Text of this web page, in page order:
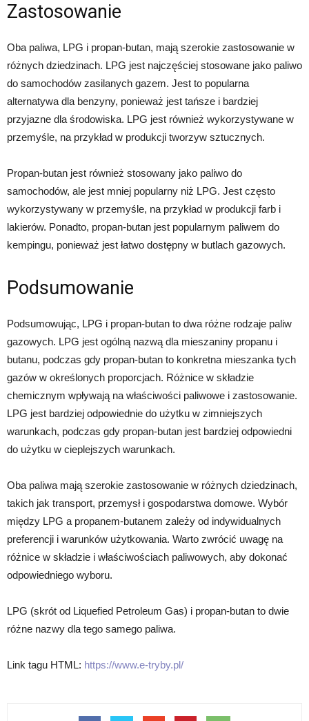
Zastosowanie
Oba paliwa, LPG i propan-butan, mają szerokie zastosowanie w
różnych dziedzinach. LPG jest najczęściej stosowane jako paliwo
do samochodów zasilanych gazem. Jest to popularna
alternatywa dla benzyny, ponieważ jest tańsze i bardziej
przyjazne dla środowiska. LPG jest również wykorzystywane w
przemyśle, na przykład w produkcji tworzyw sztucznych.
Propan-butan jest również stosowany jako paliwo do
samochodów, ale jest mniej popularny niż LPG. Jest często
wykorzystywany w przemyśle, na przykład w produkcji farb i
lakierów. Ponadto, propan-butan jest popularnym paliwem do
kempingu, ponieważ jest łatwo dostępny w butlach gazowych.
Podsumowanie
Podsumowując, LPG i propan-butan to dwa różne rodzaje paliw
gazowych. LPG jest ogólną nazwą dla mieszaniny propanu i
butanu, podczas gdy propan-butan to konkretna mieszanka tych
gazów w określonych proporcjach. Różnice w składzie
chemicznym wpływają na właściwości paliwowe i zastosowanie.
LPG jest bardziej odpowiednie do użytku w zimniejszych
warunkach, podczas gdy propan-butan jest bardziej odpowiedni
do użytku w cieplejszych warunkach.
Oba paliwa mają szerokie zastosowanie w różnych dziedzinach,
takich jak transport, przemysł i gospodarstwa domowe. Wybór
między LPG a propanem-butanem zależy od indywidualnych
preferencji i warunków użytkowania. Warto zwrócić uwagę na
różnice w składzie i właściwościach paliwowych, aby dokonać
odpowiedniego wyboru.
LPG (skrót od Liquefied Petroleum Gas) i propan-butan to dwie
różne nazwy dla tego samego paliwa.
Link tagu HTML: https://www.e-tryby.pl/